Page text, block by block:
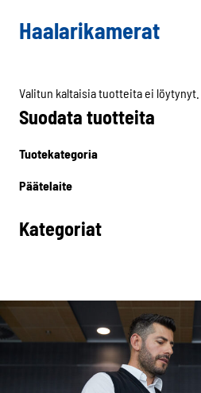
Haalarikamerat
Valitun kaltaisia tuotteita ei löytynyt.
Suodata tuotteita
Valitut
Tuotekategoria
Päätelaite
Kategoriat